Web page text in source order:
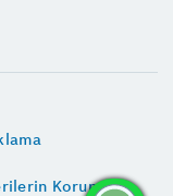
Korunması